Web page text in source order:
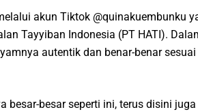
akun Tiktok @quinakuembunku
Tayyiban Indonesia (PT HATI).
autentik dan benar-benar
besar-besar seperti ini, terus disini